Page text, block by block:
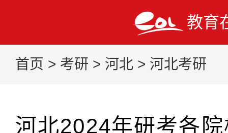
教育
首页 > 考研 > 河北 > 河北考研
河北2024年研考各